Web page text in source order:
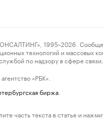
1995–2026. Сообщения
технологий и массовых
по надзору в сфере
«РБК».
биржа
часть текста в статье и